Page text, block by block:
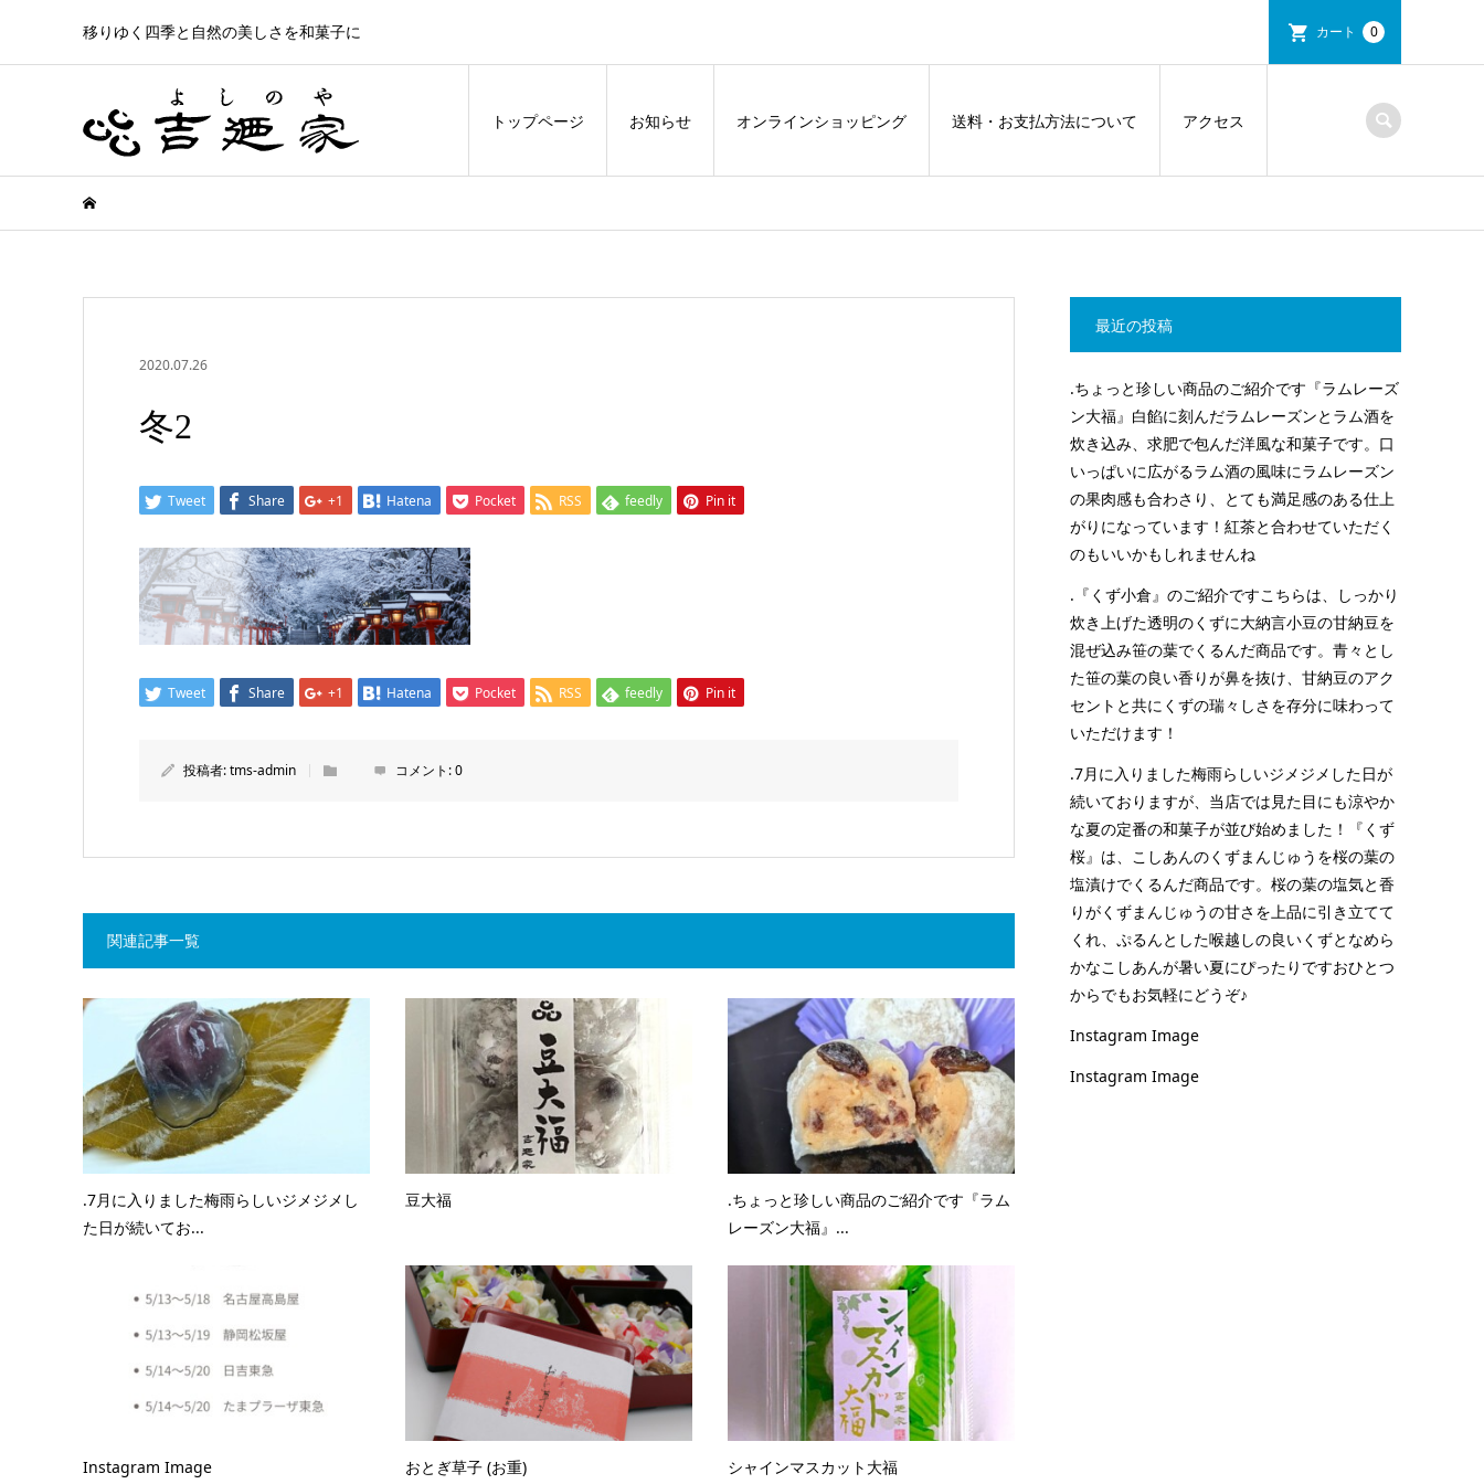
移りゆく四季と自然の美しさを和菓子に カート 0
トップページ お知らせ オンラインショッピング 送料・お支払方法について アクセス
2020.07.26
冬2
Tweet Share +1 Hatena Pocket RSS feedly Pin it
Tweet Share +1 Hatena Pocket RSS feedly Pin it
投稿者:tms-admin コメント:0
関連記事一覧
.7月に入りました梅雨らしいジメジメし
た日が続いてお...
豆大福
.ちょっと珍しい商品のご紹介です『ラム
レーズン大福』...
Instagram Image おとぎ草子 (お重) シャインマスカット大福
最近の投稿
.ちょっと珍しい商品のご紹介です『ラムレーズ
ン大福』白餡に刻んだラムレーズンとラム酒を
炊き込み、求肥で包んだ洋風な和菓子です。口
いっぱいに広がるラム酒の風味にラムレーズン
の果肉感も合わさり、とても満足感のある仕上
がりになっています！紅茶と合わせていただく
のもいいかもしれませんね
.『くず小倉』のご紹介ですこちらは、しっかり
炊き上げた透明のくずに大納言小豆の甘納豆を
混ぜ込み笹の葉でくるんだ商品です。青々とし
た笹の葉の良い香りが鼻を抜け、甘納豆のアク
セントと共にくずの瑞々しさを存分に味わって
いただけます！
.7月に入りました梅雨らしいジメジメした日が
続いておりますが、当店では見た目にも涼やか
な夏の定番の和菓子が並び始めました！『くず
桜』は、こしあんのくずまんじゅうを桜の葉の
塩漬けでくるんだ商品です。桜の葉の塩気と香
りがくずまんじゅうの甘さを上品に引き立てて
くれ、ぷるんとした喉越しの良いくずとなめら
かなこしあんが暑い夏にぴったりですおひとつ
からでもお気軽にどうぞ♪
Instagram Image
Instagram Image